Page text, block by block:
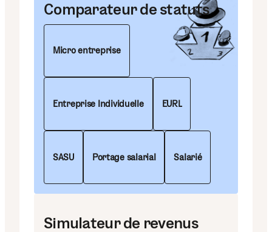
Simulateur de revenus
Comparateur de statuts
Micro entreprise
Entreprise Individuelle EURL
SASU Portage salarial Salarié